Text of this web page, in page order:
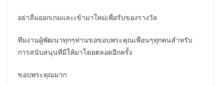
อย่าลืมออกเกมและเข้ามาใหม่เพื่อรับของรางวัล
ทีมงานผู้พัฒนาทุกๆท่านขอขอบพระคุณเพื่อนๆทุกคนสำหรับ
การสนับสนุนที่มีให้มาโดยตลอดอีกครั้ง
ขอบพระคุณมาก